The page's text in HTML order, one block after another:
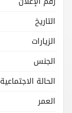
التاريخ
الزيارات
الجنس
الحالة الاجتماعية
العمر